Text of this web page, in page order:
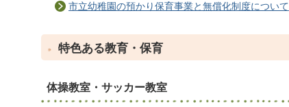
市立幼稚園の預かり保育事業と無償化制度について
特色ある教育・保育
体操教室・サッカー教室